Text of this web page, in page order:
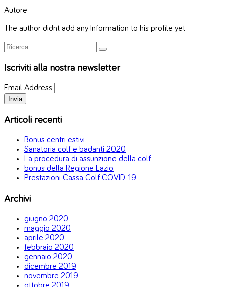
Autore
The author didnt add any Information to his profile yet
Iscriviti alla nostra newsletter
Email Address
Articoli recenti
Bonus centri estivi
Sanatoria colf e badanti 2020
La procedura di assunzione della colf
bonus della Regione Lazio
Prestazioni Cassa Colf COVID-19
Archivi
giugno 2020
maggio 2020
aprile 2020
febbraio 2020
gennaio 2020
dicembre 2019
novembre 2019